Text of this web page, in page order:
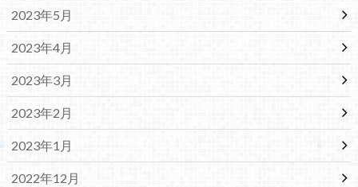
2023年5月
2023年4月
2023年3月
2023年2月
2023年1月
2022年12月